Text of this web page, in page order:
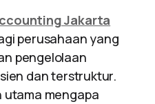
Jakarta
perusahaan yang
pengelolaan
dan terstruktur.
utama mengapa